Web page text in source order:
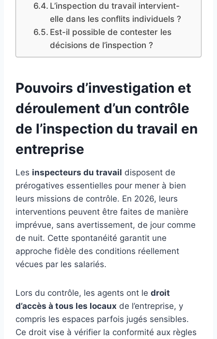
L’inspection du travail intervient-
elle dans les conflits individuels ?
Est-il possible de contester les
décisions de l’inspection ?
Pouvoirs d’investigation et
déroulement d’un contrôle
de l’inspection du travail en
entreprise
Les inspecteurs du travail disposent de
prérogatives essentielles pour mener à bien
leurs missions de contrôle. En 2026, leurs
interventions peuvent être faites de manière
imprévue, sans avertissement, de jour comme
de nuit. Cette spontanéité garantit une
approche fidèle des conditions réellement
vécues par les salariés.
Lors du contrôle, les agents ont le droit
d’accès à tous les locaux de l’entreprise, y
compris les espaces parfois jugés sensibles.
Ce droit vise à vérifier la conformité aux règles